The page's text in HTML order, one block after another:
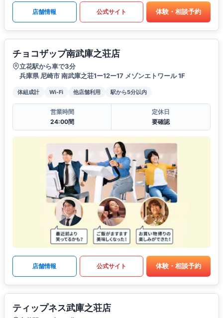
店舗情報 公式サイト 体験・相談予約
チョコザップ南武庫之荘店
立花駅から車で3分
兵庫県 尼崎市 南武庫之荘1ー12ー17 メゾンエトワール 1F
体組成計 Wi-Fi 他店舗利用 駅から5分以内
営業時間
24:00間
定休日
要確認
店舗情報 公式サイト 体験・相談予約
ティップネス武庫之荘店